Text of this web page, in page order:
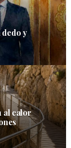
dedo y
al calor